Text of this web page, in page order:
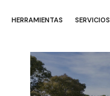
HERRAMIENTAS SERVICIOS